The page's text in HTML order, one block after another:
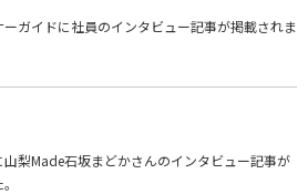
ガイドに社員のインタビュー記事が掲載されま
梨Made石坂まどかさんのインタビュー記事が